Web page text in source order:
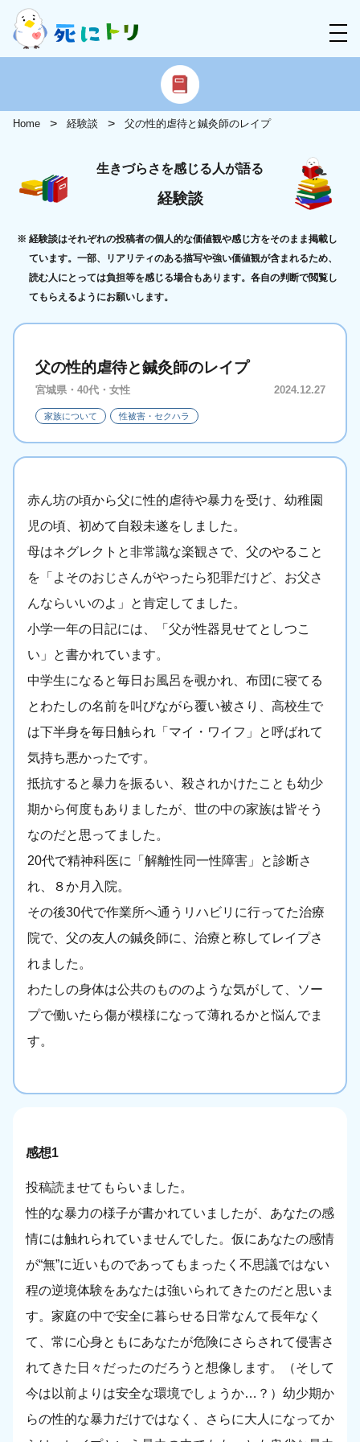
Home 経験談 父の性的虐待と鍼灸師のレイプ
生きづらさを感じる人が語る
経験談
経験談はそれぞれの投稿者の個人的な価値観や感じ方をそのまま掲載し
ています。一部、リアリティのある描写や強い価値観が含まれるため、
読む人にとっては負担等を感じる場合もあります。各自の判断で閲覧し
てもらえるようにお願いします。
父の性的虐待と鍼灸師のレイプ
宮城県・40代・女性 2024.12.27
家族について 性被害・セクハラ
赤ん坊の頃から父に性的虐待や暴力を受け、幼稚園
児の頃、初めて自殺未遂をしました。
母はネグレクトと非常識な楽観さで、父のやること
を「よそのおじさんがやったら犯罪だけど、お父さ
んならいいのよ」と肯定してました。
小学一年の日記には、「父が性器見せてとしつこ
い」と書かれています。
中学生になると毎日お風呂を覗かれ、布団に寝てる
とわたしの名前を叫びながら覆い被さり、高校生で
は下半身を毎日触られ「マイ・ワイフ」と呼ばれて
気持ち悪かったです。
抵抗すると暴力を振るい、殺されかけたことも幼少
期から何度もありましたが、世の中の家族は皆そう
なのだと思ってました。
20代で精神科医に「解離性同一性障害」と診断さ
れ、８か月入院。
その後30代で作業所へ通うリハビリに行ってた治療
院で、父の友人の鍼灸師に、治療と称してレイプさ
れました。
わたしの身体は公共のもののような気がして、ソー
プで働いたら傷が模様になって薄れるかと悩んでま
す。
感想1
投稿読ませてもらいました。
性的な暴力の様子が書かれていましたが、あなたの感
情には触れられていませんでした。仮にあなたの感情
が“無”に近いものであってもまったく不思議ではない
程の逆境体験をあなたは強いられてきたのだと思いま
す。家庭の中で安全に暮らせる日常なんて長年なく
て、常に心身ともにあなたが危険にさらされて侵害さ
れてきた日々だったのだろうと想像します。（そして
今は以前よりは安全な環境でしょうか…？）幼少期か
らの性的な暴力だけではなく、さらに大人になってか